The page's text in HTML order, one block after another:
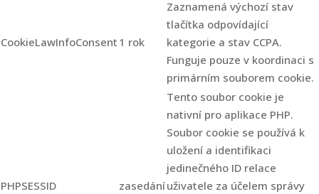
CookieLawInfoConsent 1 rok
Zaznamená výchozí stav
tlačítka odpovídající
kategorie a stav CCPA.
Funguje pouze v koordinaci s
primárním souborem cookie.
PHPSESSID zasedání
Tento soubor cookie je
nativní pro aplikace PHP.
Soubor cookie se používá k
uložení a identifikaci
jedinečného ID relace
uživatele za účelem správy